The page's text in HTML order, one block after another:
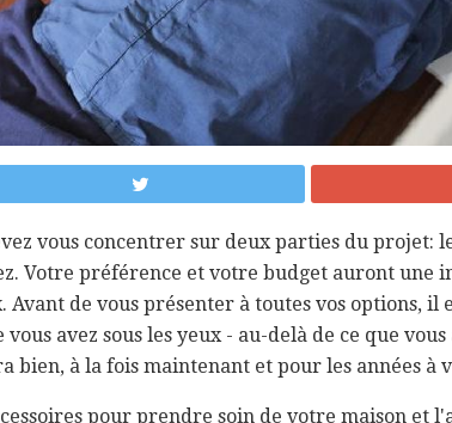
vous concentrer sur deux parties du projet:
Votre préférence et votre budget auront une
de vous présenter à toutes vos options, il
avez sous les yeux - au-delà de ce que vous
bien, à la fois maintenant et pour les années à
pour prendre soin de votre maison et